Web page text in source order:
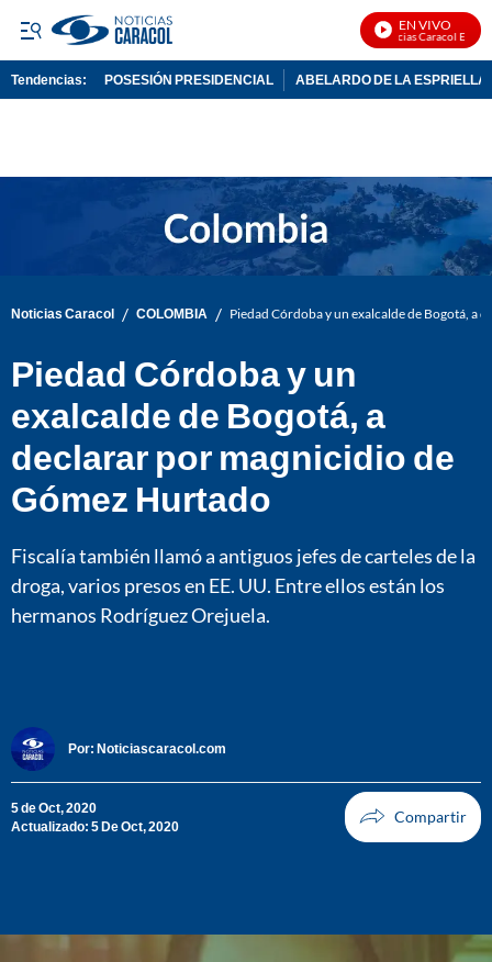
EN VIVO
Noticias Caracol En Vivo
Tendencias: POSESIÓN PRESIDENCIAL ABELARDO DE LA ESPRIELLA
Noticias Caracol / COLOMBIA / Piedad Córdoba y un exalcalde de Bogotá, a
Piedad Córdoba y un
exalcalde de Bogotá, a
declarar por magnicidio de
Gómez Hurtado
Fiscalía también llamó a antiguos jefes de carteles de la
droga, varios presos en EE. UU. Entre ellos están los
hermanos Rodríguez Orejuela.
Por: Noticiascaracol.com
5 de Oct, 2020
Actualizado: 5 De Oct, 2020